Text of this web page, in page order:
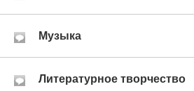
Музыка
Литературное творчество